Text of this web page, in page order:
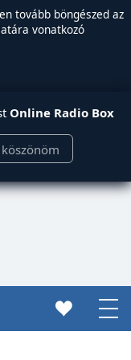
tovább böngészed az
vonatkozó
Online Radio Box